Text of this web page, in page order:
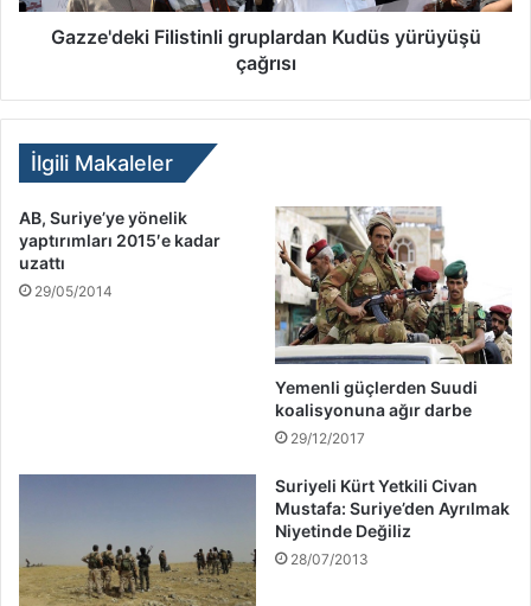
Gazze'deki Filistinli gruplardan Kudüs yürüyüşü
çağrısı
İlgili Makaleler
AB, Suriye’ye yönelik
yaptırımları 2015′e kadar
uzattı
29/05/2014
Yemenli güçlerden Suudi
koalisyonuna ağır darbe
29/12/2017
Suriyeli Kürt Yetkili Civan
Mustafa: Suriye’den Ayrılmak
Niyetinde Değiliz
28/07/2013